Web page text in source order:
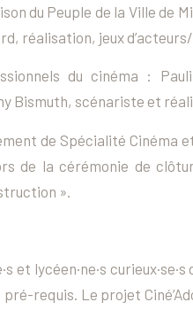
du Peuple de la Ville de
réalisation, jeux
du cinéma :
Bismuth, scénariste et
de Spécialité Cinéma
de la cérémonie de
».
et lycéen·ne·s
requis. Le projet